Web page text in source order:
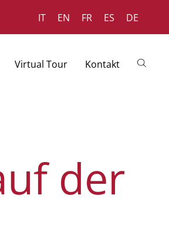
IT EN FR ES DE
Virtual Tour Kontakt
der